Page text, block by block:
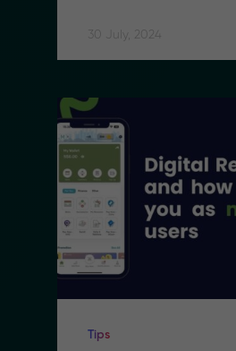
30 July, 2024
Tips